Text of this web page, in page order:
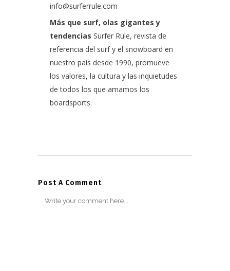
info@surferrule.com
Más que surf, olas gigantes y
tendencias Surfer Rule, revista de
referencia del surf y el snowboard en
nuestro país desde 1990, promueve
los valores, la cultura y las inquietudes
de todos los que amamos los
boardsports.
Post A Comment